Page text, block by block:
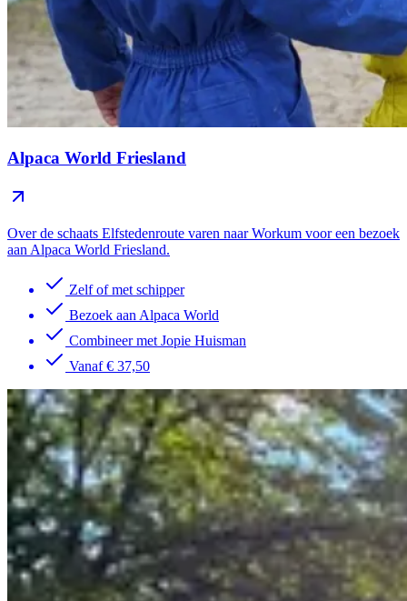
Alpaca World Friesland
Over de schaats Elfstedenroute varen naar Workum voor een bezoek
aan Alpaca World Friesland.
Zelf of met schipper
Bezoek aan Alpaca World
Combineer met Jopie Huisman
Vanaf € 37,50